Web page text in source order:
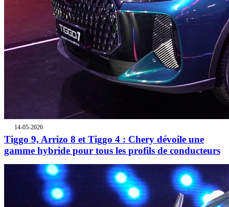
14-05-2026
Tiggo 9, Arrizo 8 et Tiggo 4 : Chery dévoile une
gamme hybride pour tous les profils de conducteurs